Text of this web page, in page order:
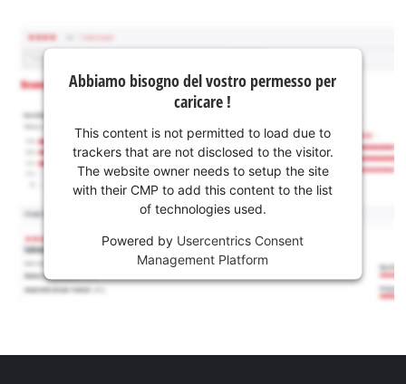
Abbiamo bisogno del vostro permesso per
caricare !
This content is not permitted to load due to
trackers that are not disclosed to the visitor.
The website owner needs to setup the site
with their CMP to add this content to the list
of technologies used.
Powered by Usercentrics Consent
Management Platform